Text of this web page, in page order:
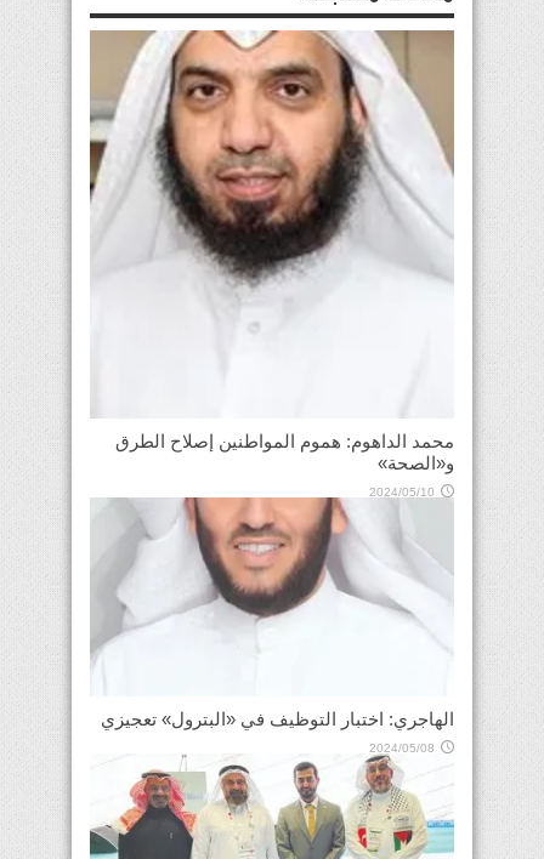
محمد الداهوم: هموم المواطنين إصلاح الطرق
و«الصحة»
2024/05/10
الهاجري: اختبار التوظيف في «البترول» تعجيزي
2024/05/08